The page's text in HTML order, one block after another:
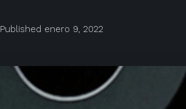
Published enero 9, 2022